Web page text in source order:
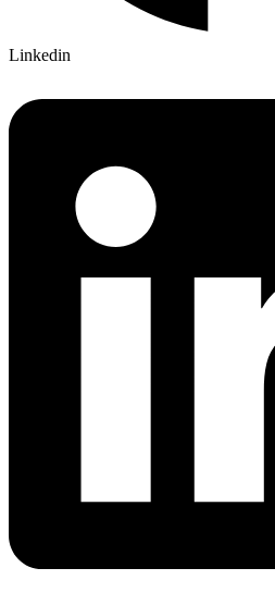
Linkedin